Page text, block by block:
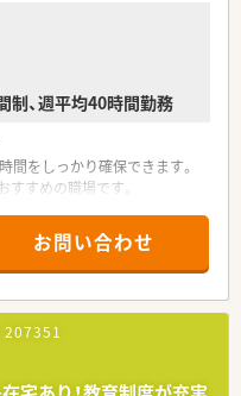
2回計4.0ヶ月分の支給実績が
されます。
ニングの費用負担があり、会
ックアップします。
、週平均40時間勤務
間をしっかり確保できます。
すめの職場です。
所に位置する薬局です。
で1日70枚を受け付けます。
と事務2名が在籍しています。
】
のある新しい仲間を募りま
お問い合わせ
207351